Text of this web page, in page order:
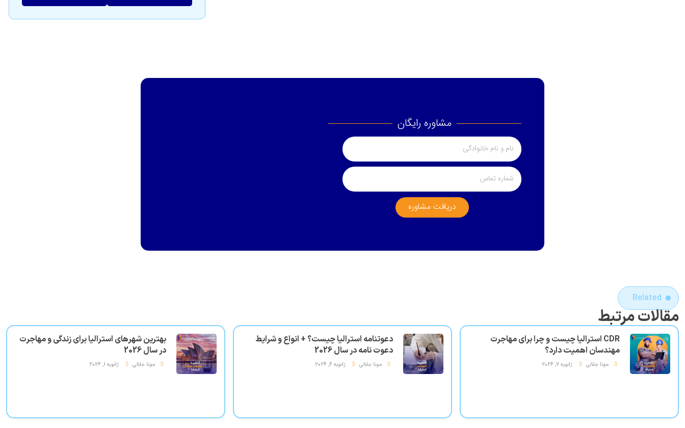
مشاوره رایگان
دریافت مشاوره
Related
مقالات مرتبط
CDR استرالیا چیست و چرا برای مهاجرت
مهندسان اهمیت دارد؟
مونا جلالی ژانویه 7, 2026
دعوتنامه استرالیا چیست؟ + انواع و شرایط
دعوت نامه در سال 2026
مونا جلالی ژانویه 6, 2026
بهترین شهرهای استرالیا برای زندگی و مهاجرت
در سال 2026
مونا جلالی ژانویه 1, 2026